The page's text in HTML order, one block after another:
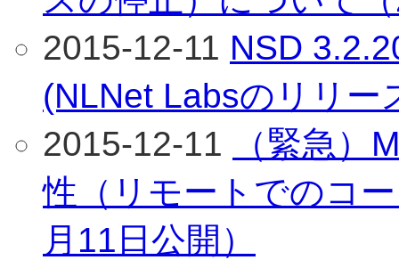
2015-12-11 NSD
(NLNet Labsのリリー
2015-12-11
（緊急）
性（リモートでのコ
月11日公開）